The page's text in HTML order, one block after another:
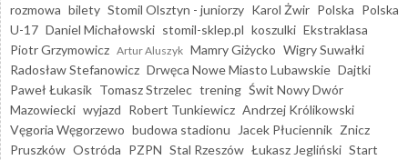
rozmowa bilety Stomil Olsztyn - juniorzy Karol Żwir Polska Polska
U-17 Daniel Michałowski stomil-sklep.pl koszulki Ekstraklasa
Piotr Grzymowicz Artur Aluszyk Mamry Giżycko Wigry Suwałki
Radosław Stefanowicz Drwęca Nowe Miasto Lubawskie Dajtki
Paweł Łukasik Tomasz Strzelec trening Świt Nowy Dwór
Mazowiecki wyjazd Robert Tunkiewicz Andrzej Królikowski
Vęgoria Węgorzewo budowa stadionu Jacek Płuciennik Znicz
Pruszków Ostróda PZPN Stal Rzeszów Łukasz Jegliński Start